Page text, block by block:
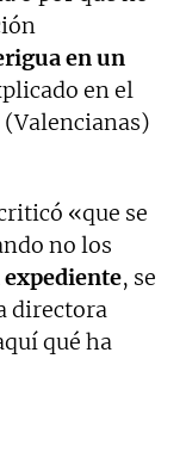
en un
en el
(Valencianas)
«que se
no los
, se
directora
qué ha